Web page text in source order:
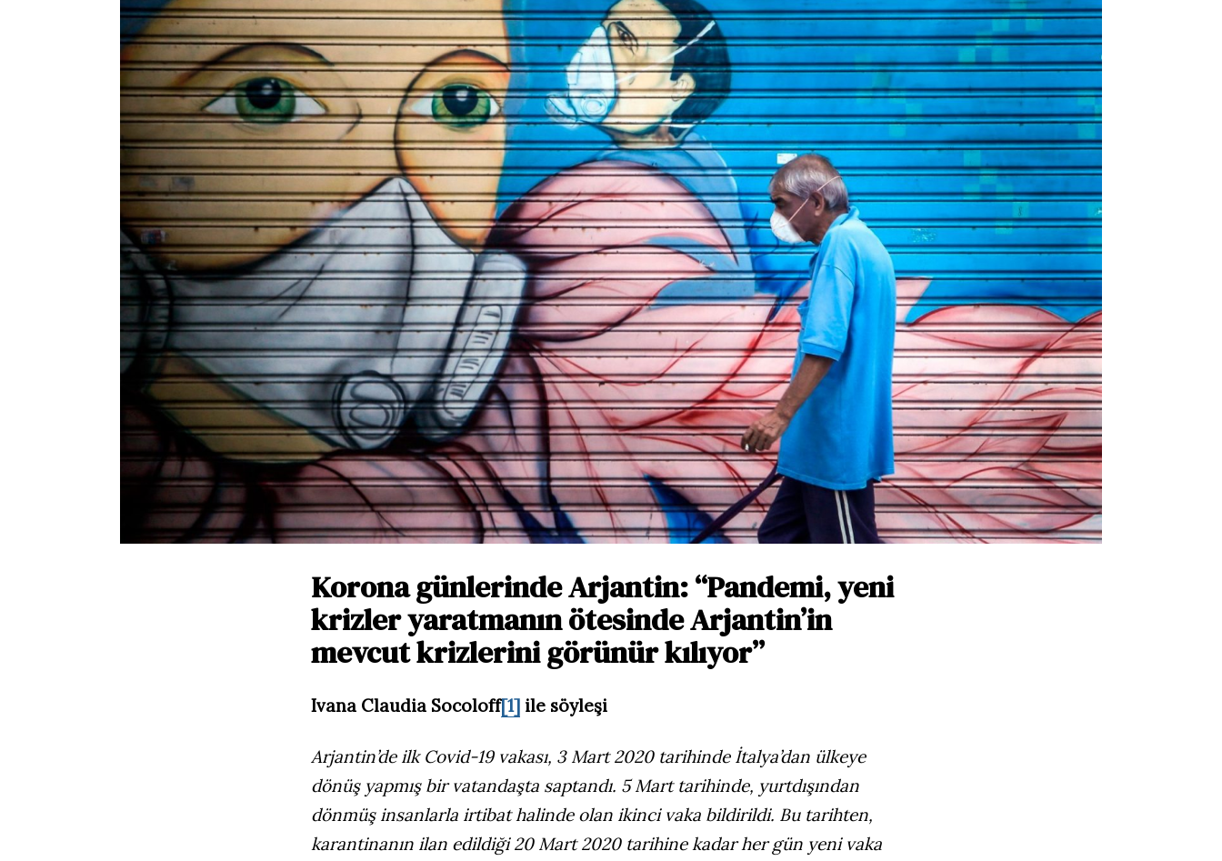
Korona günlerinde Arjantin: “Pandemi, yeni
krizler yaratmanın ötesinde Arjantin’in
mevcut krizlerini görünür kılıyor”
Ivana Claudia Socoloff[1] ile söyleşi
Arjantin’de ilk Covid-19 vakası, 3 Mart 2020 tarihinde İtalya’dan ülkeye
dönüş yapmış bir vatandaşta saptandı. 5 Mart tarihinde, yurtdışından
dönmüş insanlarla irtibat halinde olan ikinci vaka bildirildi. Bu tarihten,
karantinanın ilan edildiği 20 Mart 2020 tarihine kadar her gün yeni vaka